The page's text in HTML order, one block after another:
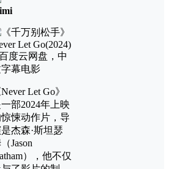
Never Let Go》
部2024年上映
悚动作片，导
杰森·斯坦瑟
Jason
），他不仅